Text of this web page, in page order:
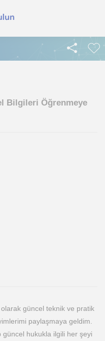
Bilgileri Öğrenmeye
olarak güncel teknik ve pratik
paylaşmaya geldim.
güncel hukukla ilgili her şeyi